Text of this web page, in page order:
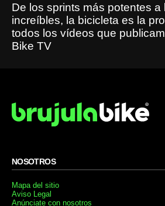
De los sprints más potentes a
increíbles, la bicicleta es la
todos los vídeos que
Bike TV
NOSOTROS
Mapa del sitio
Aviso Legal
Anúnciate con nosotros